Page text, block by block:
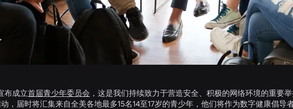
布成立首届青少年委员会 ，这是我们持续致力于营造安全、积极的网络环境的重要
，届时将汇集来自全美各地最多15名14至17岁的青少年，他们将作为数字健康倡导